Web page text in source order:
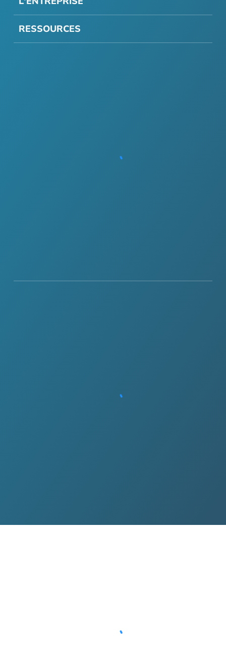
RESSOURCES